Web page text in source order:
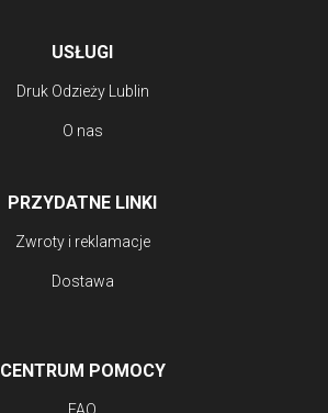
USŁUGI
Druk Odzieży Lublin
O nas
PRZYDATNE LINKI
Zwroty i reklamacje
Dostawa
CENTRUM POMOCY